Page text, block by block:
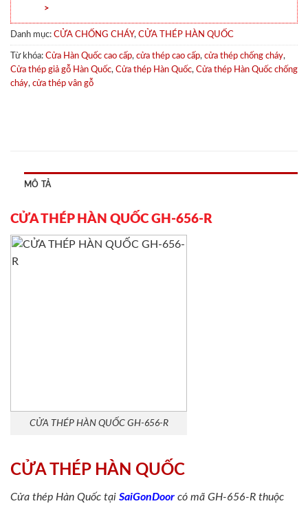
>
Danh mục: CỬA CHỐNG CHÁY, CỬA THÉP HÀN QUỐC
Từ khóa: Cửa Hàn Quốc cao cấp, cửa thép cao cấp, cửa thép chống cháy,
Cửa thép giả gỗ Hàn Quốc, Cửa thép Hàn Quốc, Cửa thép Hàn Quốc chống
cháy, cửa thép vân gỗ
MÔ TẢ
CỬA THÉP HÀN QUỐC GH-656-R
CỬA THÉP HÀN QUỐC GH-656-R
CỬA THÉP HÀN QUỐC
Cửa thép Hàn Quốc tại SaiGonDoor có mã GH-656-R thuộc